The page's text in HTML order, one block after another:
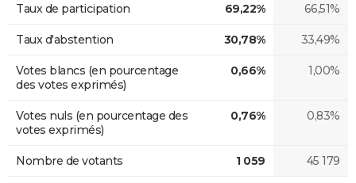
Taux de participation 69,22% 66,51%
Taux d'abstention 30,78% 33,49%
Votes blancs (en pourcentage
des votes exprimés)
0,66% 1,00%
Votes nuls (en pourcentage des
votes exprimés)
0,76% 0,83%
Nombre de votants 1 059 45 179